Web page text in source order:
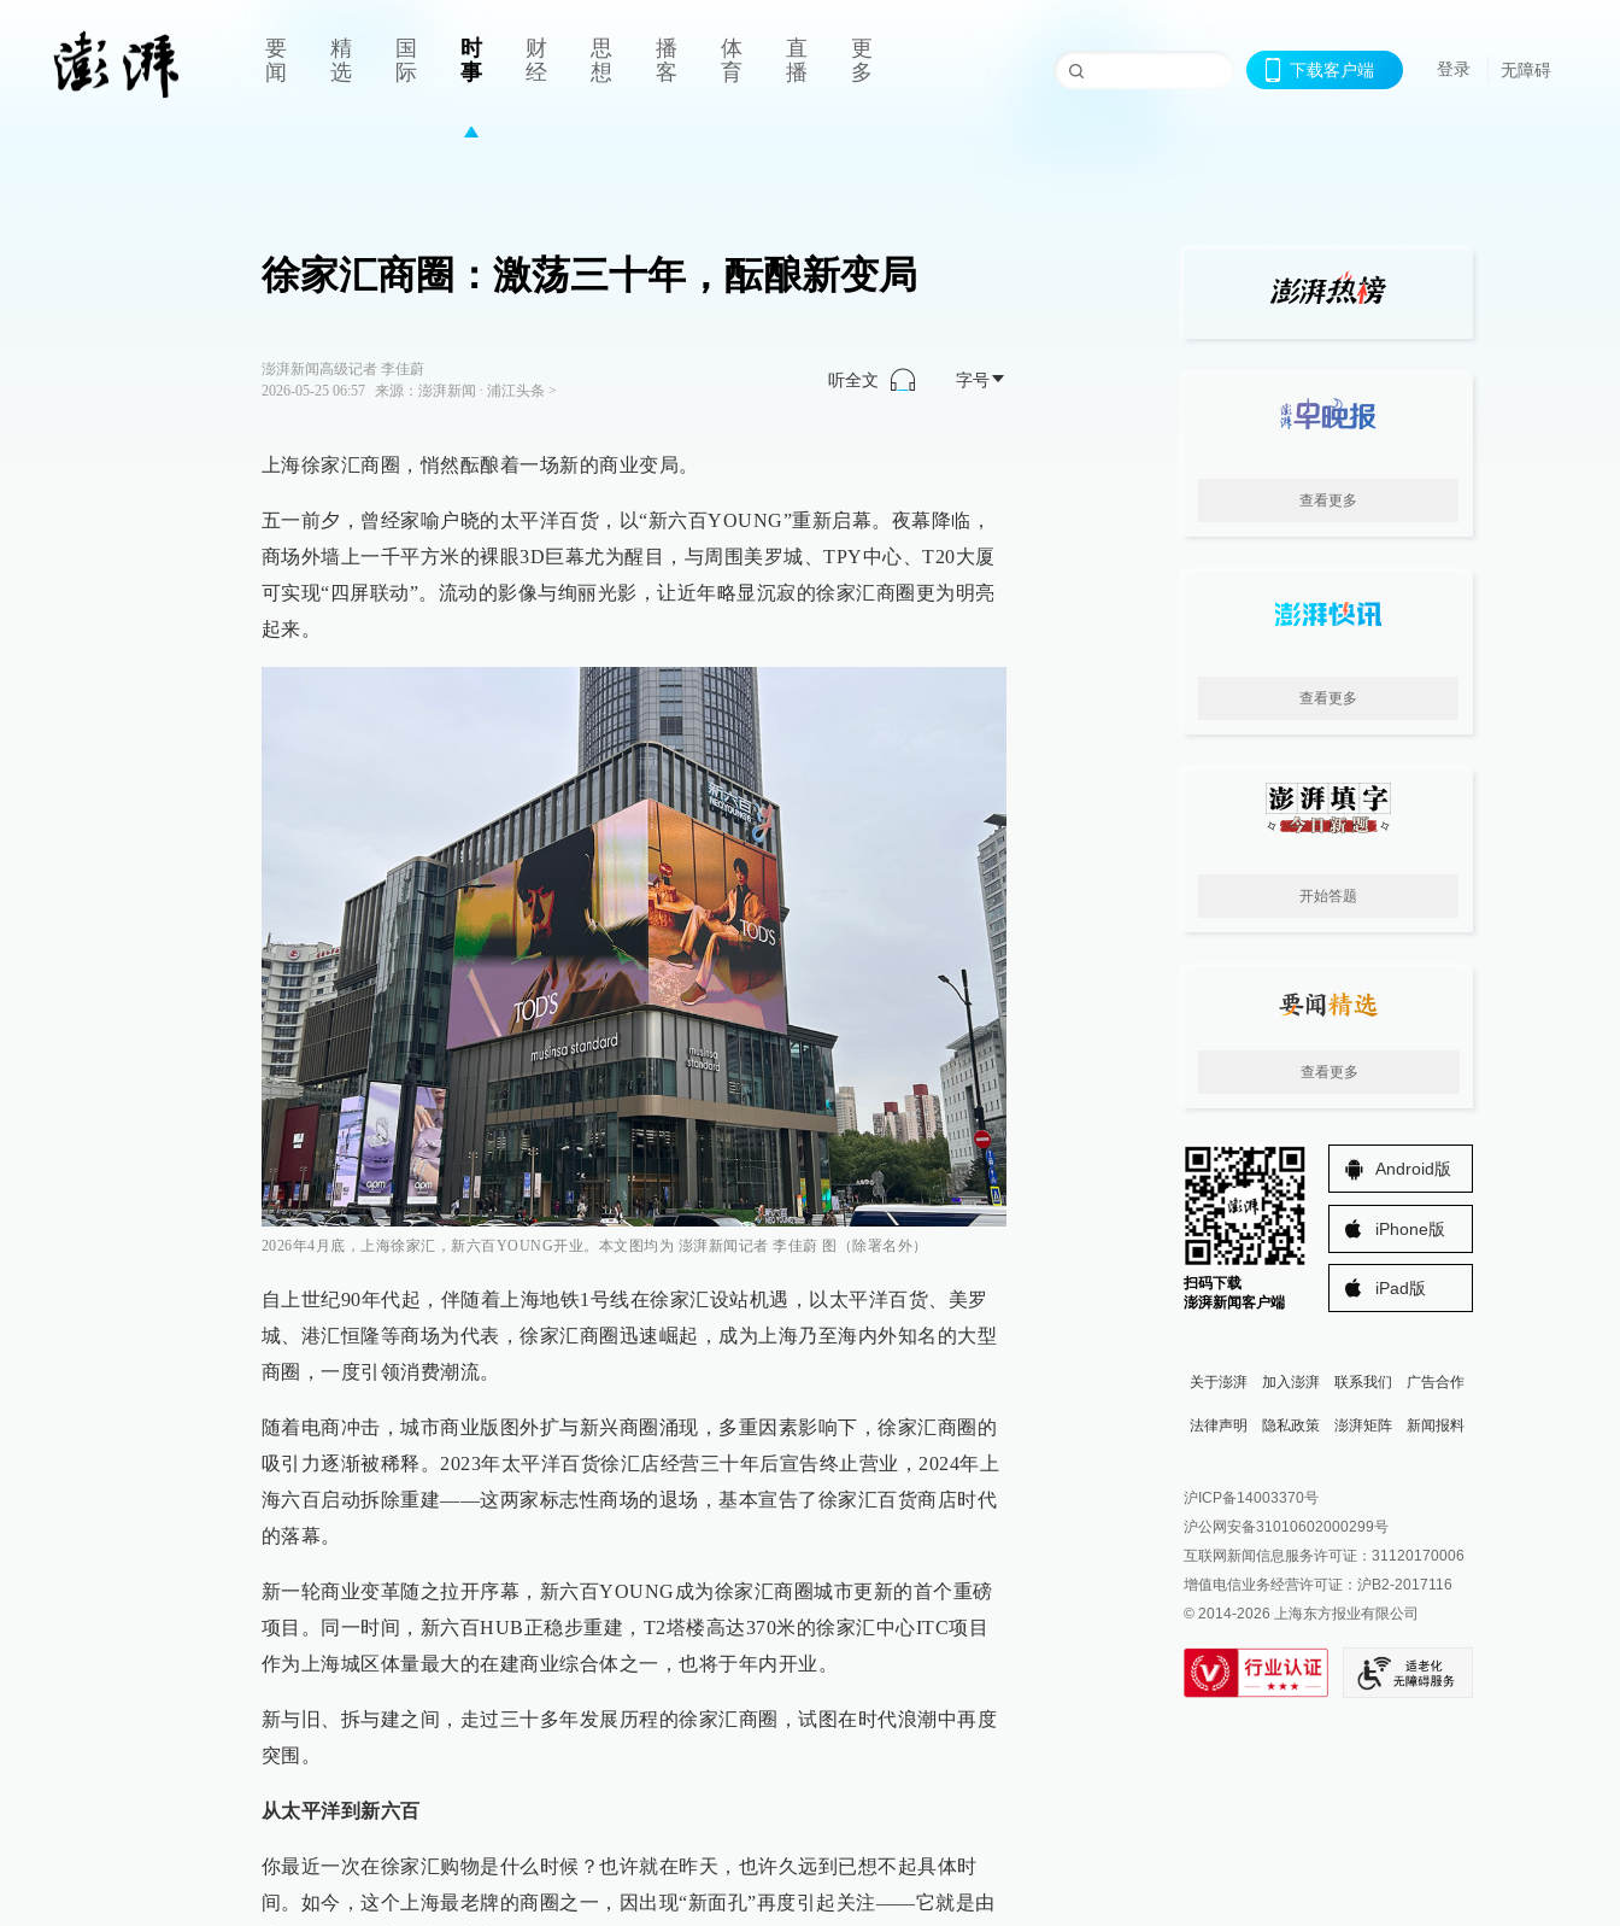
要
闻
精
选
国
际
时
事
财
经
思
想
播
客
体
育
直
播
更
多
下载客户端 登录 无障碍
徐家汇商圈：激荡三十年，酝酿新变局
澎湃新闻高级记者 李佳蔚
2026-05-25 06:57
来源： 澎湃新闻 ∙ 浦江头条 >
听全文 字号
上海徐家汇商圈，悄然酝酿着一场新的商业变局。
五一前夕，曾经家喻户晓的太平洋百货，以“新六百YOUNG”重新启幕。夜幕降临，
商场外墙上一千平方米的裸眼3D巨幕尤为醒目，与周围美罗城、TPY中心、T20大厦
可实现“四屏联动”。流动的影像与绚丽光影，让近年略显沉寂的徐家汇商圈更为明亮
起来。
2026年4月底，上海徐家汇，新六百YOUNG开业。本文图均为 澎湃新闻记者 李佳蔚 图（除署名外）
自上世纪90年代起，伴随着上海地铁1号线在徐家汇设站机遇，以太平洋百货、美罗
城、港汇恒隆等商场为代表，徐家汇商圈迅速崛起，成为上海乃至海内外知名的大型
商圈，一度引领消费潮流。
随着电商冲击，城市商业版图外扩与新兴商圈涌现，多重因素影响下，徐家汇商圈的
吸引力逐渐被稀释。2023年太平洋百货徐汇店经营三十年后宣告终止营业，2024年上
海六百启动拆除重建——这两家标志性商场的退场，基本宣告了徐家汇百货商店时代
的落幕。
新一轮商业变革随之拉开序幕，新六百YOUNG成为徐家汇商圈城市更新的首个重磅
项目。同一时间，新六百HUB正稳步重建，T2塔楼高达370米的徐家汇中心ITC项目
作为上海城区体量最大的在建商业综合体之一，也将于年内开业。
新与旧、拆与建之间，走过三十多年发展历程的徐家汇商圈，试图在时代浪潮中再度
突围。
从太平洋到新六百
你最近一次在徐家汇购物是什么时候？也许就在昨天，也许久远到已想不起具体时
间。如今，这个上海最老牌的商圈之一，因出现“新面孔”再度引起关注——它就是由
查看更多
查看更多
开始答题
查看更多
扫码下载
澎湃新闻客户端
Android版
iPhone版
iPad版
关于澎湃 加入澎湃 联系我们 广告合作
法律声明 隐私政策 澎湃矩阵
澎湃新闻公众号
澎湃新闻抖音号
派生万物开放平台
IP SHANGHAI
SIXTH TONE
新闻报料
报料邮箱: news@thepaper.cn
沪ICP备14003370号
沪公网安备31010602000299号
互联网新闻信息服务许可证：31120170006
增值电信业务经营许可证：沪B2-2017116
© 2014-2026 上海东方报业有限公司